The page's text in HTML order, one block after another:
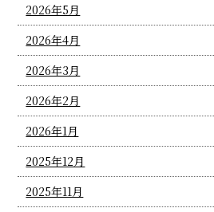
2026年5月
2026年4月
2026年3月
2026年2月
2026年1月
2025年12月
2025年11月